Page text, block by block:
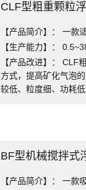
CLF型粗重颗粒
【产品简介】： 一款
【生产能力】：
【产品改进】： CLF
方式，提高矿化气泡
较低、粒度细、功耗低
BF型机械搅拌式
【产品简介】： 一款